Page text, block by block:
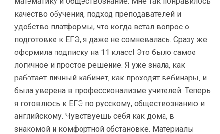
качество обучения, подход преподавателей и
удобство платформы, что когда встал вопрос о
подготовке к ЕГЭ, я даже не сомневалась. Сразу же
оформила подписку на 11 класс! Это было самое
логичное и простое решение. Я уже знала, как
работает личный кабинет, как проходят вебинары, и
была уверена в профессионализме учителей. Теперь
я готовлюсь к ЕГЭ по русскому, обществознанию и
английскому. Чувствуешь себя как дома, в
знакомой и комфортной обстановке. Материалы